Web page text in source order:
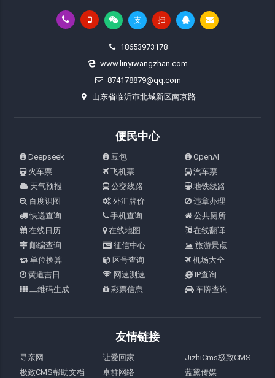
支 扫
18653973178
www.linyiwangzhan.com
874178879@qq.com
山东省临沂市北城新区南京路
便民中心
Deepseek 豆包
OpenAI
火车票
飞机票
汽车票
天气预报
公交线路
地铁线路
百度识图
外汇牌价
违章办理
快递查询
手机查询
公共厕所
在线日历
在线地图
在线翻译
邮编查询
征信中心
旅游景点
单位换算
区号查询
机场大全
黄道吉日
网速测速
IP查询
二维码生成
彩票信息 车牌查询
友情链接
寻亲网 让爱回家
JizhiCms极致CMS
极致CMS帮助文档
卓群网络
蓝黛传媒